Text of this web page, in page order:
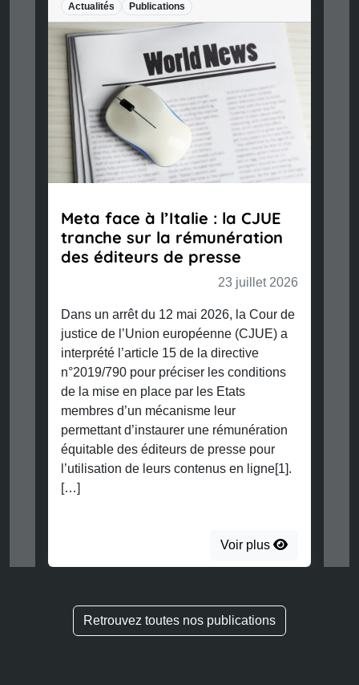
Actualités Publications
Meta face à l’Italie : la CJUE
tranche sur la rémunération
des éditeurs de presse
23 juillet 2026
Dans un arrêt du 12 mai 2026, la Cour de
justice de l’Union européenne (CJUE) a
interprété l’article 15 de la directive
n°2019/790 pour préciser les conditions
de la mise en place par les Etats
membres d’un mécanisme leur
permettant d’instaurer une rémunération
équitable des éditeurs de presse pour
l’utilisation de leurs contenus en ligne[1].
[…]
Voir plus
Retrouvez toutes nos publications